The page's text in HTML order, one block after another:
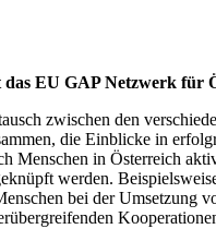
EU GAP Netzwerk für
zwischen den
die Einblicke in
Menschen in Österreich
werden.
bei der Umsetzung